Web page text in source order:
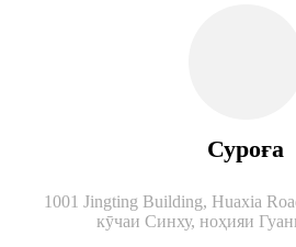
Суроға
1001 Jingting Building, Huaxia
кӯчаи Синху, ноҳияи